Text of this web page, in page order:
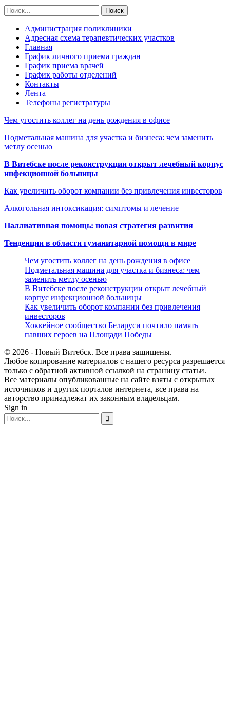
Администрация поликлиники
Адресная схема терапевтических участков
Главная
График личного приема граждан
График приема врачей
График работы отделений
Контакты
Лента
Телефоны регистратуры
Чем угостить коллег на день рождения в офисе
Подметальная машина для участка и бизнеса: чем заменить
метлу осенью
В Витебске после реконструкции открыт лечебный корпус
инфекционной больницы
Как увеличить оборот компании без привлечения инвесторов
Алкогольная интоксикация: симптомы и лечение
Паллиативная помощь: новая стратегия развития
Тенденции в области гуманитарной помощи в мире
Чем угостить коллег на день рождения в офисе
Подметальная машина для участка и бизнеса: чем
заменить метлу осенью
В Витебске после реконструкции открыт лечебный
корпус инфекционной больницы
Как увеличить оборот компании без привлечения
инвесторов
Хоккейное сообщество Беларуси почтило память
павших героев на Площади Победы
© 2026 - Новый Витебск. Все права защищены.
Любое копирование материалов с нашего ресурса разрешается
только с обратной активной ссылкой на страницу статьи.
Все материалы опубликованные на сайте взяты с открытых
источников и других порталов интернета, все права на
авторство принадлежат их законным владельцам.
Sign in